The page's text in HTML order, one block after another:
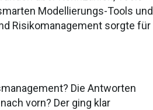
Modellierungs-Tools und
Risikomanagement sorgte für
Die Antworten
vorn? Der ging klar